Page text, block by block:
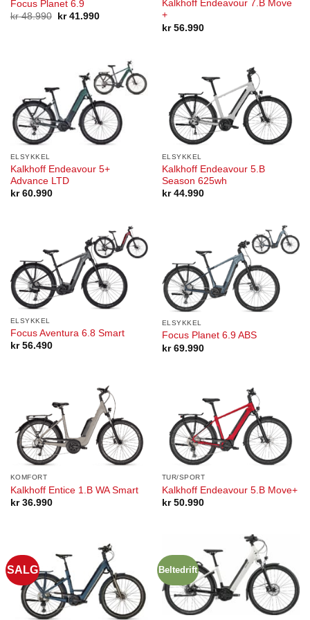
Focus Planet 6.9
kr48.990
Opprinnelig
kr41.990Nåværende
Kalkhoff Endeavour 7.B Move
+
kr56.990
ELSYKKEL
Kalkhoff Endeavour 5+
Advance LTD
kr60.990
ELSYKKEL
Kalkhoff Endeavour 5.B
Season 625wh
kr44.990
ELSYKKEL
Focus Aventura 6.8 Smart
kr56.490
ELSYKKEL
Focus Planet 6.9 ABS
kr69.990
KOMFORT
Kalkhoff Entice 1.B WA Smart
kr36.990
TUR/SPORT
Kalkhoff Endeavour 5.B Move+
kr50.990
SALG Beltedrift